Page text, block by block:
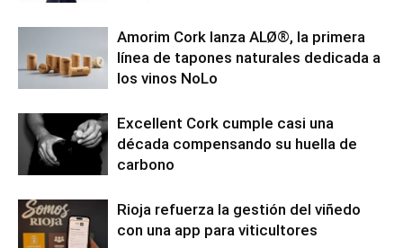
Amorim Cork lanza ALØ®, la primera
línea de tapones naturales dedicada a
los vinos NoLo
Excellent Cork cumple casi una
década compensando su huella de
carbono
Rioja refuerza la gestión del viñedo
con una app para viticultores